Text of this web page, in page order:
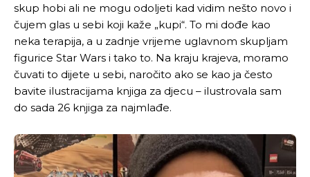
skup hobi ali ne mogu odoljeti kad vidim nešto novo i
čujem glas u sebi koji kaže „kupi“. To mi dođe kao
neka terapija, a u zadnje vrijeme uglavnom skupljam
figurice Star Wars i tako to. Na kraju krajeva, moramo
čuvati to dijete u sebi, naročito ako se kao ja često
bavite ilustracijama knjiga za djecu – ilustrovala sam
do sada 26 knjiga za najmlađe.